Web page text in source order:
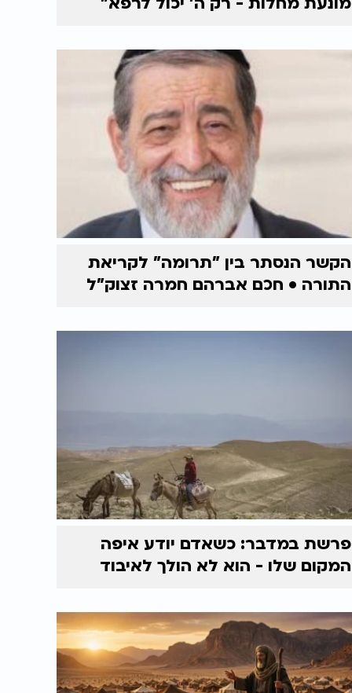
הקשר הנסתר בין "תרומה" לקריאת
התורה • חכם אברהם חמרה זצוק"ל
פרשת במדבר: כשאדם יודע איפה
המקום שלו - הוא לא הולך לאיבוד